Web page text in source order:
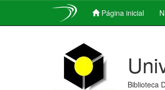
Página inicial
Biblioteca